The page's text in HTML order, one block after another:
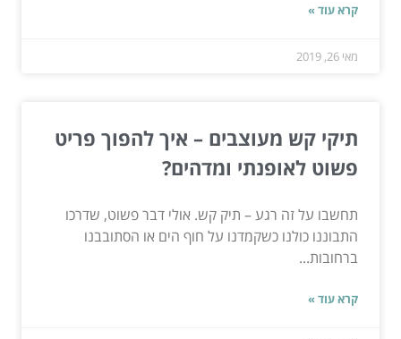
קרא עוד »
מאי 26, 2019
תיקי קש מעוצבים – איך להפוך פריט
פשוט לאופנתי ומדהים?
תחשבו על זה רגע – תיק קש. אולי דבר פשוט, שדרכו
התבוננו כולנו כשקמדנו על חוף הים או הסתובבנו
ברחובות...
קרא עוד »